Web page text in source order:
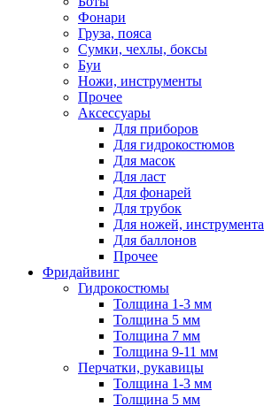
Фонари
Груза, пояса
Сумки, чехлы, боксы
Буи
Ножи, инструменты
Прочее
Аксессуары
Для приборов
Для гидрокостюмов
Для масок
Для ласт
Для фонарей
Для трубок
Для ножей, инструмента
Для баллонов
Прочее
Фридайвинг
Гидрокостюмы
Толщина 1-3 мм
Толщина 5 мм
Толщина 7 мм
Толщина 9-11 мм
Перчатки, рукавицы
Толщина 1-3 мм
Толщина 5 мм